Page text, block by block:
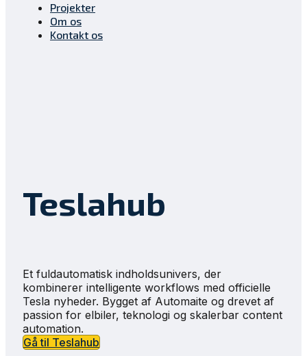
Projekter
Om os
Kontakt os
Teslahub
Et fuldautomatisk indholdsunivers, der
kombinerer intelligente workflows med officielle
Tesla nyheder. Bygget af Automaite og drevet af
passion for elbiler, teknologi og skalerbar content
automation.
Gå til Teslahub